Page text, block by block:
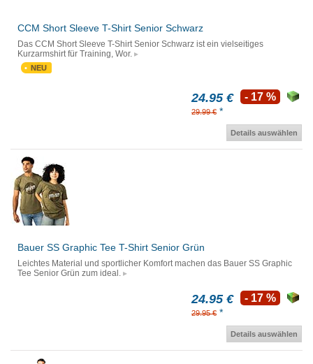
CCM Short Sleeve T-Shirt Senior Schwarz
Das CCM Short Sleeve T-Shirt Senior Schwarz ist ein vielseitiges
Kurzarmshirt für Training, Wor.
NEU
24.95 €
29.99 € *
- 17 %
Details auswählen
Bauer SS Graphic Tee T-Shirt Senior Grün
Leichtes Material und sportlicher Komfort machen das Bauer SS Graphic
Tee Senior Grün zum ideal.
24.95 €
29.95 € *
- 17 %
Details auswählen